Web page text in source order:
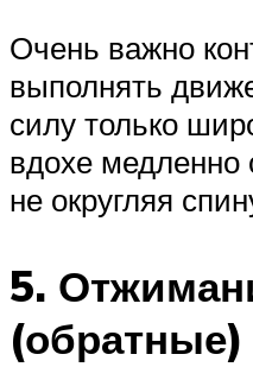
Очень важно
выполнять
силу только
вдохе медленно
не округляя
5.
(обратные)